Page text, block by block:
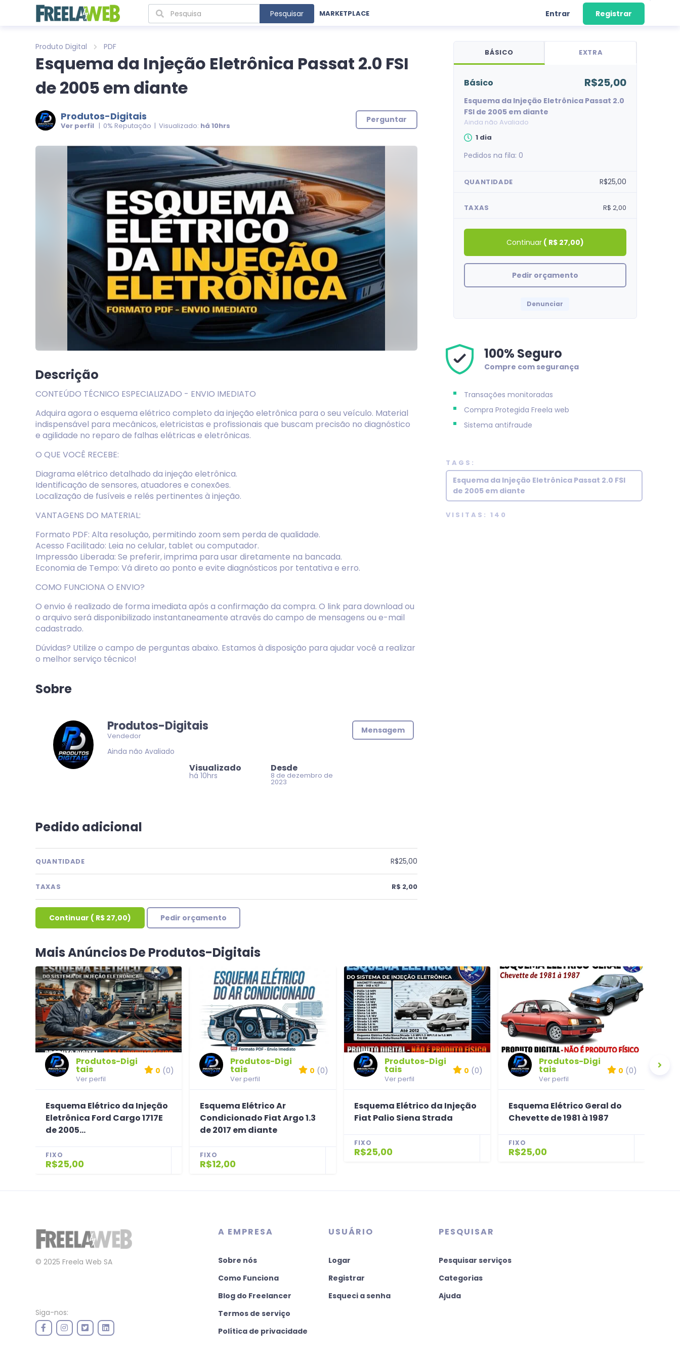
Pesquisar MARKETPLACE Entrar Registrar
Produto Digital PDF
Esquema da Injeção Eletrônica Passat 2.0 FSI
de 2005 em diante
Produtos-Digitais
Ver perfil | 0% Reputação | Visualizado: há 10hrs
Perguntar
Descrição
CONTEÚDO TÉCNICO ESPECIALIZADO - ENVIO IMEDIATO
Adquira agora o esquema elétrico completo da injeção eletrônica para o seu veículo. Material
indispensável para mecânicos, eletricistas e profissionais que buscam precisão no diagnóstico
e agilidade no reparo de falhas elétricas e eletrônicas.
O QUE VOCÊ RECEBE:
Diagrama elétrico detalhado da injeção eletrônica.
Identificação de sensores, atuadores e conexões.
Localização de fusíveis e relés pertinentes à injeção.
VANTAGENS DO MATERIAL:
Formato PDF: Alta resolução, permitindo zoom sem perda de qualidade.
Acesso Facilitado: Leia no celular, tablet ou computador.
Impressão Liberada: Se preferir, imprima para usar diretamente na bancada.
Economia de Tempo: Vá direto ao ponto e evite diagnósticos por tentativa e erro.
COMO FUNCIONA O ENVIO?
O envio é realizado de forma imediata após a confirmação da compra. O link para download ou
o arquivo será disponibilizado instantaneamente através do campo de mensagens ou e-mail
cadastrado.
Dúvidas? Utilize o campo de perguntas abaixo. Estamos à disposição para ajudar você a realizar
o melhor serviço técnico!
Sobre
Produtos-Digitais
Vendedor
Ainda não Avaliado
Visualizado
há 10hrs
Desde
8 de dezembro de
2023
Mensagem
Pedido adicional
QUANTIDADE R$25,00
TAXAS R$ 2,00
Continuar ( R$ 27,00) Pedir orçamento
BÁSICO EXTRA
básico R$25,00
Esquema da Injeção Eletrônica Passat 2.0
FSI de 2005 em diante
Ainda não Avaliado
1 dia
Pedidos na fila: 0
QUANTIDADE R$25,00
TAXAS R$ 2,00
Continuar( R$ 27,00)
Pedir orçamento
Denunciar
100% Seguro
Compre com segurança
Transações monitoradas
Compra Protegida Freela web
Sistema antifraude
TAGS:
Esquema da Injeção Eletrônica Passat 2.0 FSI
de 2005 em diante
VISITAS: 140
Mais Anúncios De Produtos-Digitais
Produtos-Digi
tais
Ver perfil
0 (0)
Esquema Elétrico da Injeção
Eletrônica Ford Cargo 1717E
de 2005...
FIXO
R$25,00
Produtos-Digi
tais
Ver perfil
0 (0)
Esquema Elétrico Ar
Condicionado Fiat Argo 1.3
de 2017 em diante
FIXO
R$12,00
Produtos-Digi
tais
Ver perfil
0 (0)
Esquema Elétrico da Injeção
Fiat Palio Siena Strada
FIXO
R$25,00
Produtos-Digi
tais
Ver perfil
0 (0)
Esquema Elétrico Geral do
Chevette de 1981 à 1987
FIXO
R$25,00
© 2025 Freela Web SA
Siga-nos:
A EMPRESA
Sobre nós
Como Funciona
Blog do Freelancer
Termos de serviço
Política de privacidade
USUÁRIO
Logar
Registrar
Esqueci a senha
PESQUISAR
Pesquisar serviços
Categorias
Ajuda